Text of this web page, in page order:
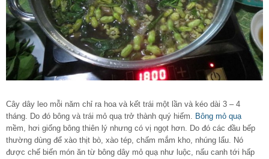
Cây dây leo mỗi năm chỉ ra hoa và kết trái một lần và kéo dài 3 – 4
tháng. Do đó bông và trái mỏ quạ trở thành quý hiếm. Bông mỏ quạ
mềm, hơi giống bông thiên lý nhưng có vị ngọt hơn. Do đó các đầu bếp
thường dùng để xào thịt bò, xào tép, chấm mắm kho, nhúng lẩu. Nó
được chế biến món ăn từ bông dây mỏ quạ như luộc, nấu canh tới hấp